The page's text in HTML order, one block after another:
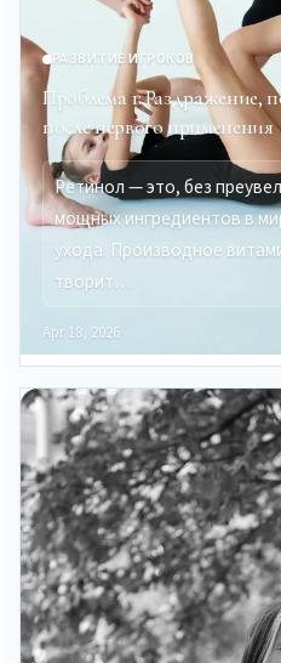
РАЗВИТИЕ ИГРОКОВ
Проблема 1: Раздражение,
после первого применения
Ретинол — это, без
мощных ингредиентов в
ухода. Производное
творит…
Apr 18, 2026